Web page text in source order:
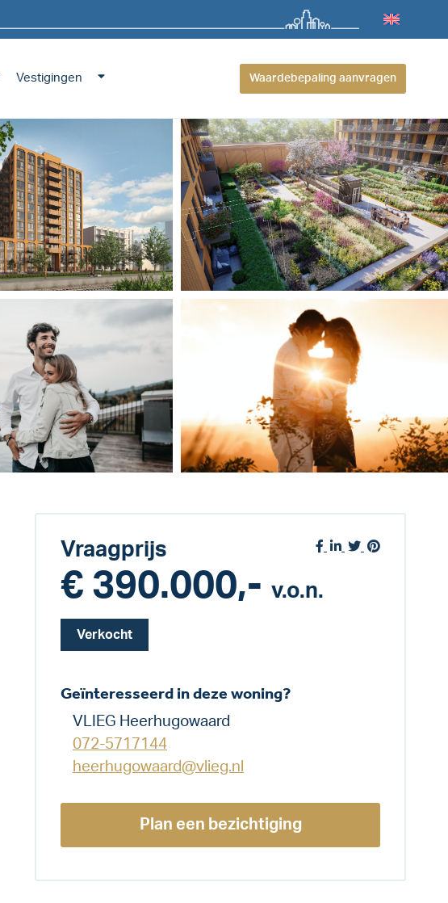
Vestigingen Waardebepaling aanvragen
Vraagprijs
€ 390.000,- v.o.n.
Verkocht
Geïnteresseerd in deze woning?
VLIEG Heerhugowaard
072-5717144
heerhugowaard@vlieg.nl
Plan een bezichtiging